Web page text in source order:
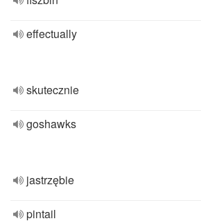
effectually
skutecznie
goshawks
jastrzębie
pintail